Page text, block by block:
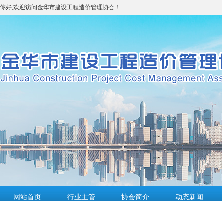
你好,欢迎访问金华市建设工程造价管理协会！
网站首页 行业主管 协会简介 动态新闻